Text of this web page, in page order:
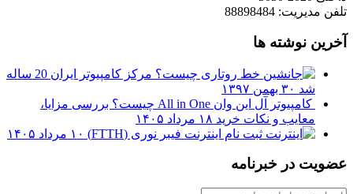
تلفن مدیریت: 88898484
آخرین نوشته ها
مرکز کامپیوتر ایران 20 ساله
شد ۳۰ بهمن ۱۳۹۷
کامپیوتر آل این وان All in One چیست؟ بررسی مزایا،
معایب و نکات خرید ۱۸ مرداد ۱۴۰۵
ثبت نام اینترنت فیبر نوری (FTTH)
۱۰ مرداد ۱۴۰۵
عضویت در خبرنامه